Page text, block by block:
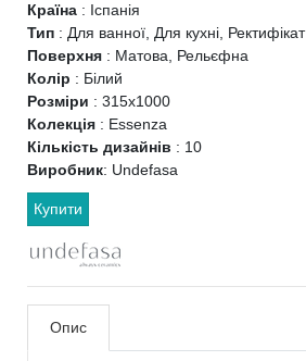
Країна : Іспанія
Тип : Для ванної, Для кухні, Ректифікат
Поверхня : Матова, Рельєфна
Колір : Білий
Розміри : 315x1000
Колекція : Essenza
Кількість дизайнів : 10
Виробник: Undefasa
Купити
Опис